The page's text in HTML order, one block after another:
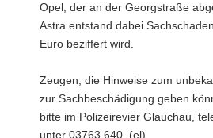
Opel, der an der Georgstraße
Astra entstand dabei
Euro beziffert wird.
Zeugen, die Hinweise zum
zur Sachbeschädigung geben
bitte im Polizeirevier Glauchau,
unter 03763 640. (el)